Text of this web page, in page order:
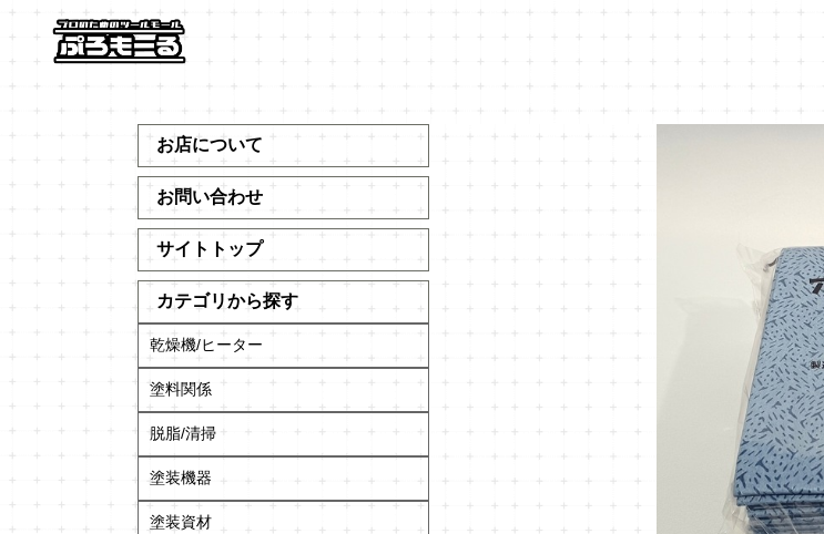
お店について
お問い合わせ
サイトトップ
カテゴリから探す
乾燥機/ヒーター
塗料関係
脱脂/清掃
塗装機器
塗装資材